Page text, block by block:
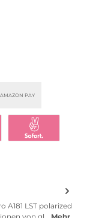
AMAZON PAY
LST polarized